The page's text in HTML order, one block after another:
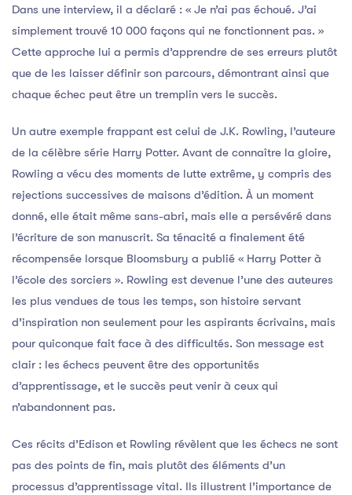
Dans une interview, il a déclaré : « Je n’ai pas échoué. J’ai
simplement trouvé 10 000 façons qui ne fonctionnent pas. »
Cette approche lui a permis d’apprendre de ses erreurs plutôt
que de les laisser définir son parcours, démontrant ainsi que
chaque échec peut être un tremplin vers le succès.
Un autre exemple frappant est celui de J.K. Rowling, l’auteure
de la célèbre série Harry Potter. Avant de connaître la gloire,
Rowling a vécu des moments de lutte extrême, y compris des
rejections successives de maisons d’édition. À un moment
donné, elle était même sans-abri, mais elle a persévéré dans
l’écriture de son manuscrit. Sa ténacité a finalement été
récompensée lorsque Bloomsbury a publié « Harry Potter à
l’école des sorciers ». Rowling est devenue l’une des auteures
les plus vendues de tous les temps, son histoire servant
d’inspiration non seulement pour les aspirants écrivains, mais
pour quiconque fait face à des difficultés. Son message est
clair : les échecs peuvent être des opportunités
d’apprentissage, et le succès peut venir à ceux qui
n’abandonnent pas.
Ces récits d’Edison et Rowling révèlent que les échecs ne sont
pas des points de fin, mais plutôt des éléments d’un
processus d’apprentissage vital. Ils illustrent l’importance de